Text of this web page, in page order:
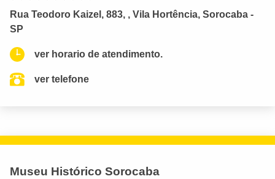
Rua Teodoro Kaizel, 883, , Vila Hortência, Sorocaba -
SP
ver horario de atendimento.
ver telefone
Museu Histórico Sorocaba